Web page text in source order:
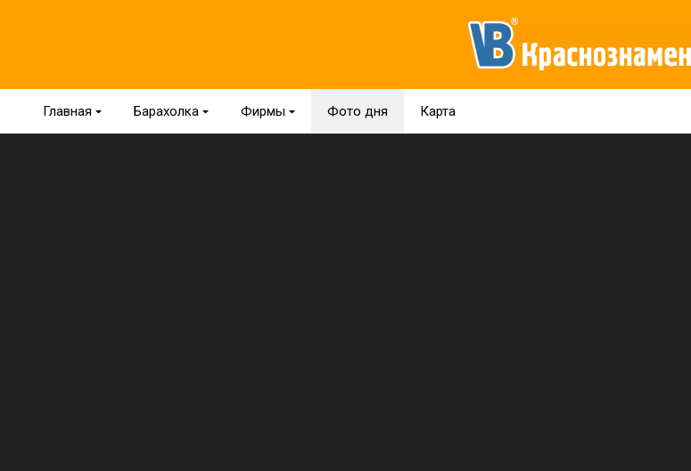
Главная { Барахолка { Фирмы { Фото дня Карта